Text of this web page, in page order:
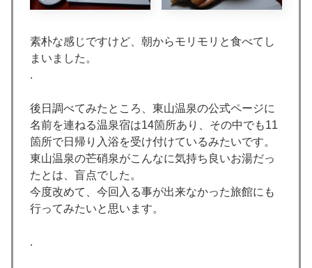
素朴な感じですけど、朝からモリモリと食べてし
まいました。
.
後日調べてみたところ、東山温泉の公式ページに
名前を連ねる温泉宿は14箇所あり、その中でも11
箇所で日帰り入浴を受け付けているみたいです。
東山温泉の芒硝泉がこんなに気持ち良いお湯だっ
たとは、盲点でした。
今度改めて、今回入る事が出来なかった旅館にも
行ってみたいと思います。
.